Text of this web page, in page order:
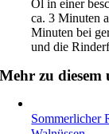
Öl in einer
ca. 3 Minuten
Minuten bei
und die
Mehr zu diesem
Sommerlicher